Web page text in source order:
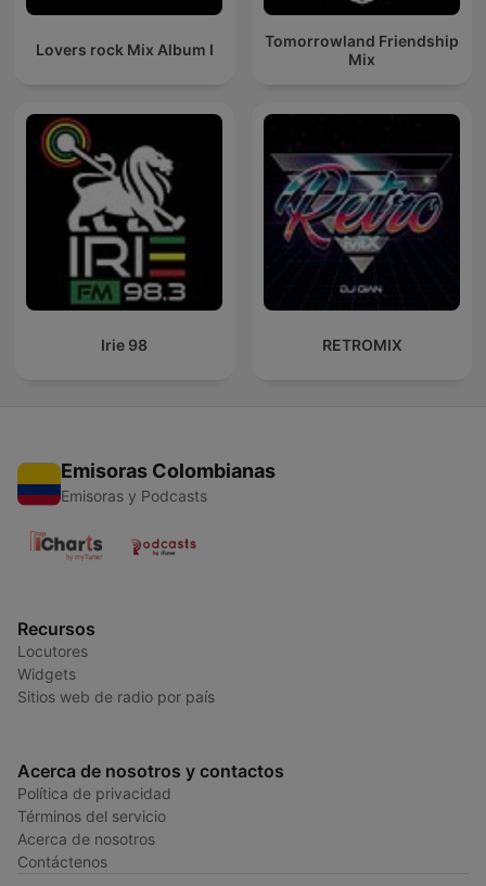
Lovers rock Mix Album I
Tomorrowland Friendship
Mix
Irie 98 RETROMIX
Emisoras Colombianas
Emisoras y Podcasts
Recursos
Locutores
Widgets
Sitios web de radio por país
Acerca de nosotros y contactos
Política de privacidad
Términos del servicio
Acerca de nosotros
Contáctenos